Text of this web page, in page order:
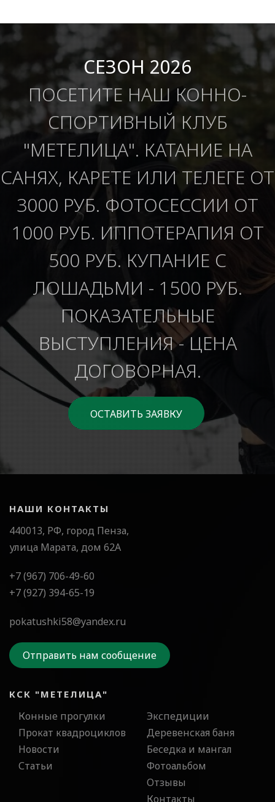
СЕЗОН 2026
ПОСЕТИТЕ НАШ КОННО-
СПОРТИВНЫЙ КЛУБ
"МЕТЕЛИЦА". КАТАНИЕ НА
САНЯХ, КАРЕТЕ ИЛИ ТЕЛЕГЕ ОТ
3000 РУБ. ФОТОСЕССИИ ОТ
1000 РУБ. ИППОТЕРАПИЯ ОТ
500 РУБ. КУПАНИЕ С
ЛОШАДЬМИ - 1500 РУБ.
ПОКАЗАТЕЛЬНЫЕ
ВЫСТУПЛЕНИЯ - ЦЕНА
ДОГОВОРНАЯ.
ОСТАВИТЬ ЗАЯВКУ
НАШИ КОНТАКТЫ
440013, РФ, город Пенза,
улица Марата, дом 62А
+7 (967) 706-49-60
+7 (927) 394-65-19
pokatushki58@yandex.ru
Отправить нам сообщение
КСК "МЕТЕЛИЦА"
Конные прогулки
Прокат квадроциклов
Новости
Статьи
Экспедиции
Деревенская баня
Беседка и мангал
Фотоальбом
Отзывы
Контакты